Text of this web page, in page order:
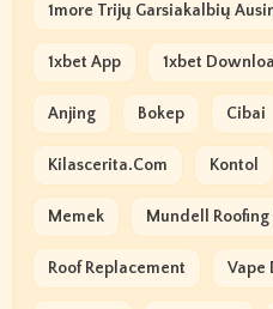
1more Trijų Garsiakalbių
1xbet App 1xbet
Anjing Bokep Cibai
Kilascerita.com Kontol
Memek Mundell
Roof Replacement Vape